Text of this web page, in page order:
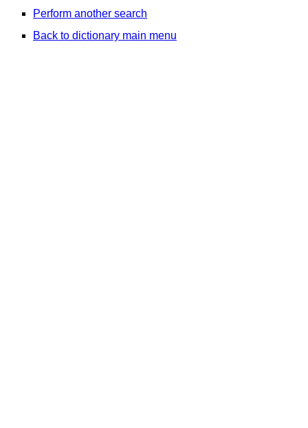
Perform another search
Back to dictionary main menu